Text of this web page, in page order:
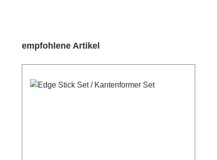
Produktgalerie überspringen
empfohlene Artikel